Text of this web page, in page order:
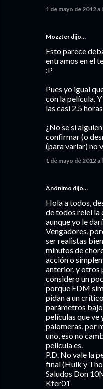
1 de mayo de 2012 a
Mozzter dijo…
Esto parece
entramos en el
:P
Pues yo igual
con la película.
las casi 2.5
¿No se si
confirmar (o
(para variar) no
1 de mayo de 2012 a
Anónimo dijo…
Hola a todos,
de todos releí la
aunque yo le
Vengadores,
ser realistas
minutos de
acción o
anterior, y otros
considero un
porque EDM
pidan a un
parámetros
películas que ve
palomeras, por
uno, eso no
película es.
P.D. No vale la
final (Hulk y
Saludos Don
Kfer01